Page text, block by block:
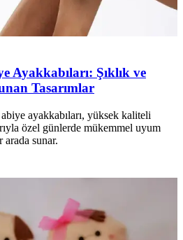
Ayakkabıları: Şıklık ve
Tasarımlar
ayakkabıları, yüksek kaliteli
özel günlerde mükemmel uyum
sunar.